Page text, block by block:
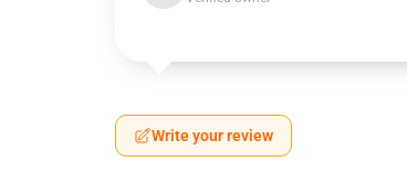
Write your review